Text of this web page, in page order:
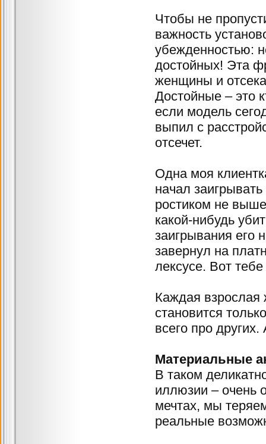
Чтобы не
важность
убежденностью:
достойных! Эта
женщины и
Достойные – это
если модель
выпил с
отсечет.
Одна моя
начал
ростиком не
какой-нибудь
заигрывания его
завернул на
лексусе. Вот
Каждая взрослая
становится
всего про
Материальные
В таком
иллюзии – очень
мечтах, мы
реальные